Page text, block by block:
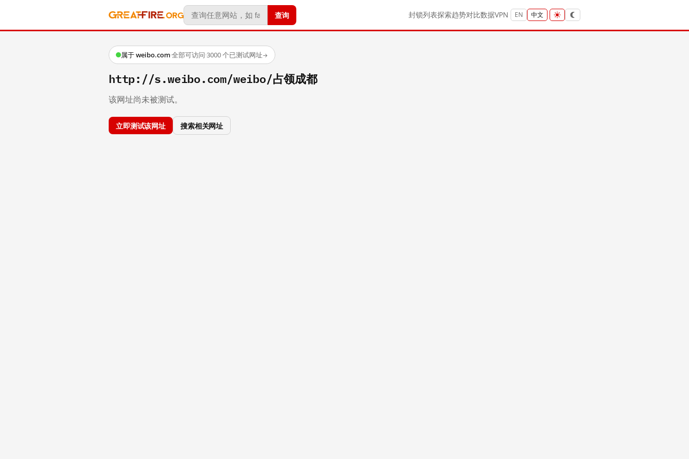
查询 封锁列表探索趋势对比数据VPN EN 中文
属于 weibo.com·全部可访问·3000 个已测试网址→
http://s.weibo.com/weibo/占领成都
该网址尚未被测试。
立即测试该网址 搜索相关网址